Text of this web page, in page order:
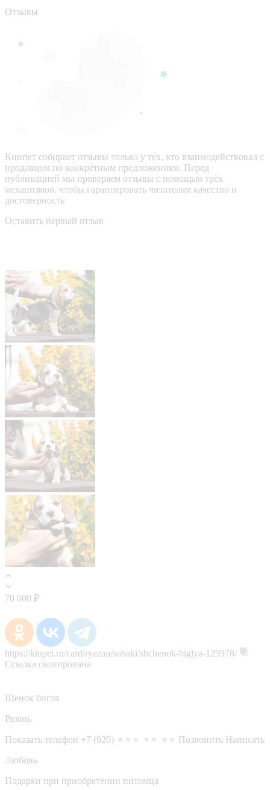
Отзывы
Кинпет собирает отзывы только у тех, кто взаимодействовал с
продавцом по конкретным предложениям. Перед
публикацией мы проверяем отзывы с помощью трёх
механизмов, чтобы гарантировать читателям качество и
достоверность
Оставить первый отзыв
70 000 ₽
https://kinpet.ru/card/ryazan/sobaki/shchenok-biglya-125978/
Ссылка скопирована
Щенок бигля
Рязань
Показать телефон +7 (920) ⚬⚬⚬ ⚬⚬ ⚬⚬ Позвонить Написать
Любовь
Подарки при приобретении питомца